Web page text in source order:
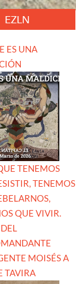
EZLN
ES UNA
TENEMOS
TENEMOS
QUE VIVIR.
MOISÉS A
TAVIRA